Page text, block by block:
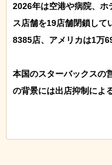
2026年は空港や病院、ホ
ス店舗を19店舗閉鎖して
8385店、アメリカは1万
本国のスターバックスの
の背景には出店抑制によ